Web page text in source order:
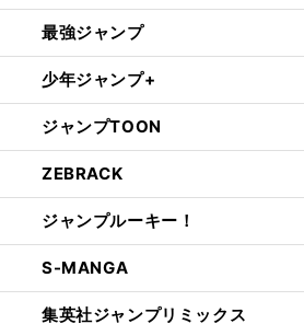
最強ジャンプ
少年ジャンプ+
ジャンプTOON
ZEBRACK
ジャンプルーキー！
S-MANGA
集英社ジャンプリミックス